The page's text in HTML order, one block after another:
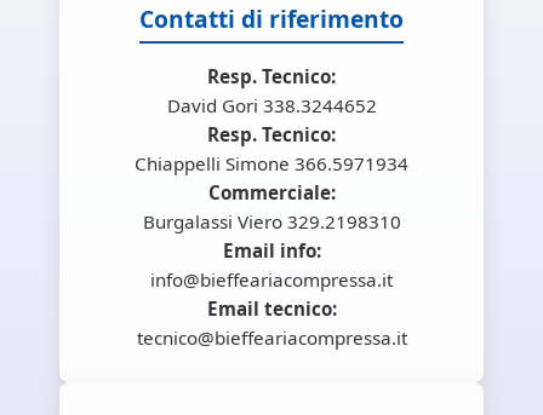
Contatti di riferimento
Resp. Tecnico:
David Gori 338.3244652
Resp. Tecnico:
Chiappelli Simone 366.5971934
Commerciale:
Burgalassi Viero 329.2198310
Email info:
info@bieffeariacompressa.it
Email tecnico:
tecnico@bieffeariacompressa.it